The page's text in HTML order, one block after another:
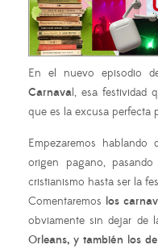
En el nuevo episodio
Carnaval, esa festividad
que es la excusa perfecta
Empezaremos hablando
origen pagano,
cristianismo hasta ser la
Comentaremos los
obviamente sin dejar de
Orleans, y también los